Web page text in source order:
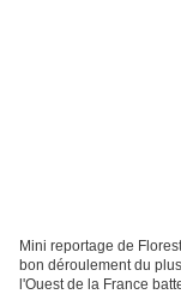
Mini reportage de
bon déroulement du
l'Ouest de la France